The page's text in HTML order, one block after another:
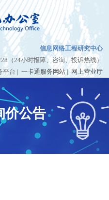
信息网络工程研究中心
（24小时报障、咨询、投诉热线）
平台 | 一卡通服务网站|网上营业厅
价公告